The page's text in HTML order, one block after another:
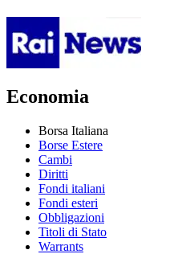
Economia
Borsa Italiana
Borse Estere
Cambi
Diritti
Fondi italiani
Fondi esteri
Obbligazioni
Titoli di Stato
Warrants